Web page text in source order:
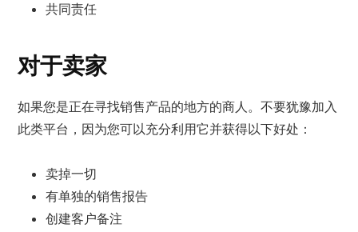
共同责任
对于卖家
如果您是正在寻找销售产品的地方的商人。不要犹豫加入
此类平台，因为您可以充分利用它并获得以下好处：
卖掉一切
有单独的销售报告
创建客户备注